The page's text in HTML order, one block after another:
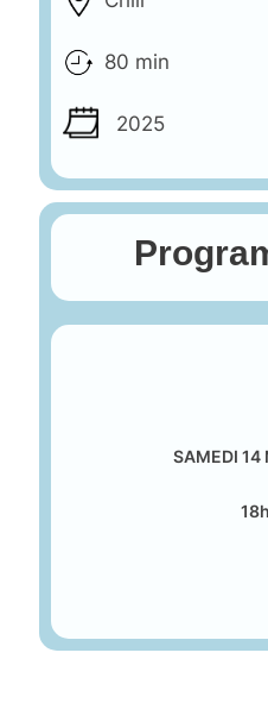
80 min
2025
SAMEDI 14